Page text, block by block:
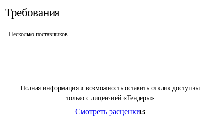
Полная информация и возможность оставить отклик доступны
только с лицензией «Тендеры»
Смотреть расценки
Требования
Несколько поставщиков